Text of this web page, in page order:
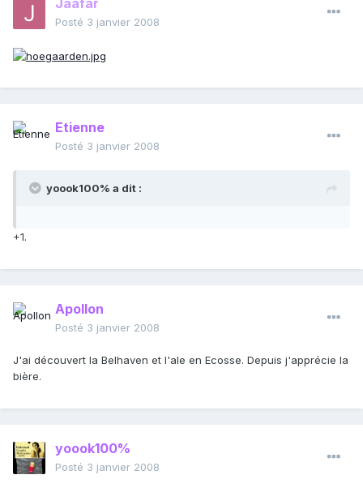
Jaafar
Posté 3 janvier 2008
Etienne
Posté 3 janvier 2008
yoook100% a dit :
+1.
Apollon
Posté 3 janvier 2008
J'ai découvert la Belhaven et l'ale en Ecosse. Depuis j'apprécie la
bière.
yoook100%
Posté 3 janvier 2008